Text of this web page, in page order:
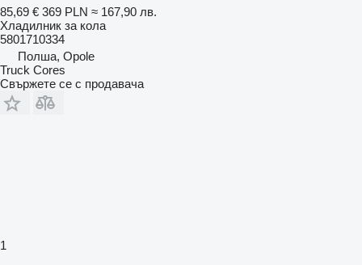
85,69 € 369 PLN ≈ 167,90 лв.
Хладилник за кола
5801710334
Полша, Opole
Truck Cores
Свържете се с продавача
1